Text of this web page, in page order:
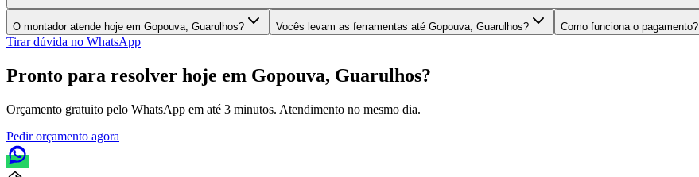
O montador atende hoje em Gopouva, Guarulhos? Vocês levam as ferramentas até Gopouva, Guarulhos? Como funciona o pagamento?
Tirar dúvida no WhatsApp
Pronto para resolver hoje em Gopouva, Guarulhos?
Orçamento gratuito pelo WhatsApp em até 3 minutos. Atendimento no mesmo dia.
Pedir orçamento agora